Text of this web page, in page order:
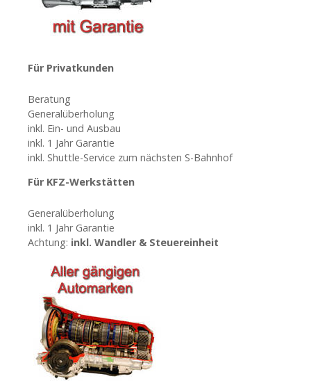
Für Privatkunden
Beratung
Generalüberholung
inkl. Ein- und Ausbau
inkl. 1 Jahr Garantie
inkl. Shuttle-Service zum nächsten S-Bahnhof
Für KFZ-Werkstätten
Generalüberholung
inkl. 1 Jahr Garantie
Achtung: inkl. Wandler & Steuereinheit